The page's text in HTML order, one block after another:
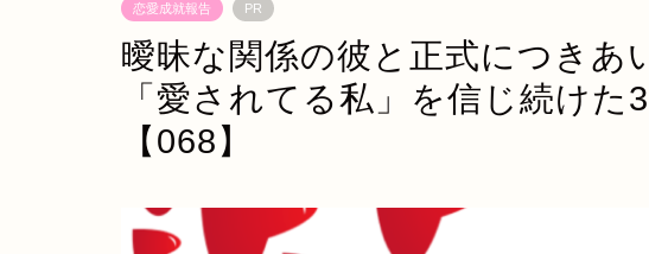
恋愛成就報告 PR
曖昧な関係の彼と正式につき
「愛されてる私」を信じ続けた
【068】